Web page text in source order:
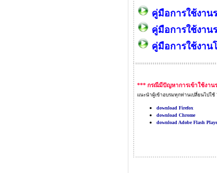
คู่มือการใช้งาน
คู่มือการใช้งาน
คู่มือการใช้งาน
*** กรณีมีปัญหาการเข้าใช้งานร
แนะนำผู้เข้าอบรมทุกท่านเปลี่ยนไปใช้
download Firefox
download Chrome
download Adobe Flash